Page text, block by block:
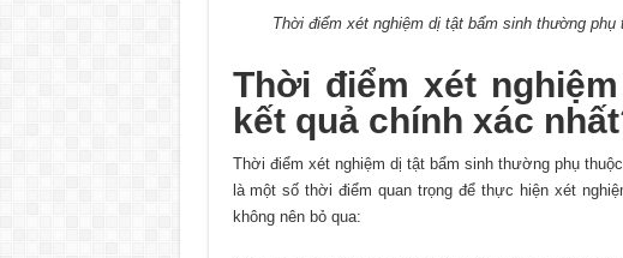
Thời điểm xét nghiệm dị tật bẩm sinh thường
Thời điểm xét
kết quả chính xác
Thời điểm xét nghiệm dị tật bẩm sinh thường phụ
là một số thời điểm quan trọng để thực hiện xét
không nên bỏ qua: